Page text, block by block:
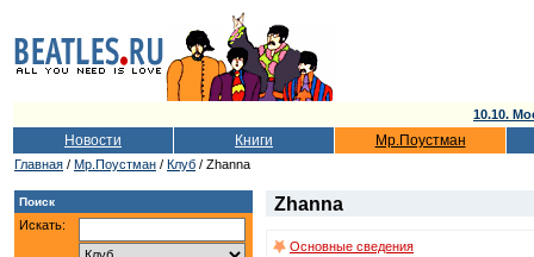
10.10.
Новости Книги Мр.Поустман
Главная / Мр.Поустман / Клуб / Zhanna
Поиск
Искать:
Zhanna
Основные сведения